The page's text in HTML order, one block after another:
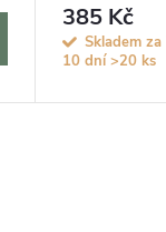
385 Kč
Skladem
10 dní>20 ks